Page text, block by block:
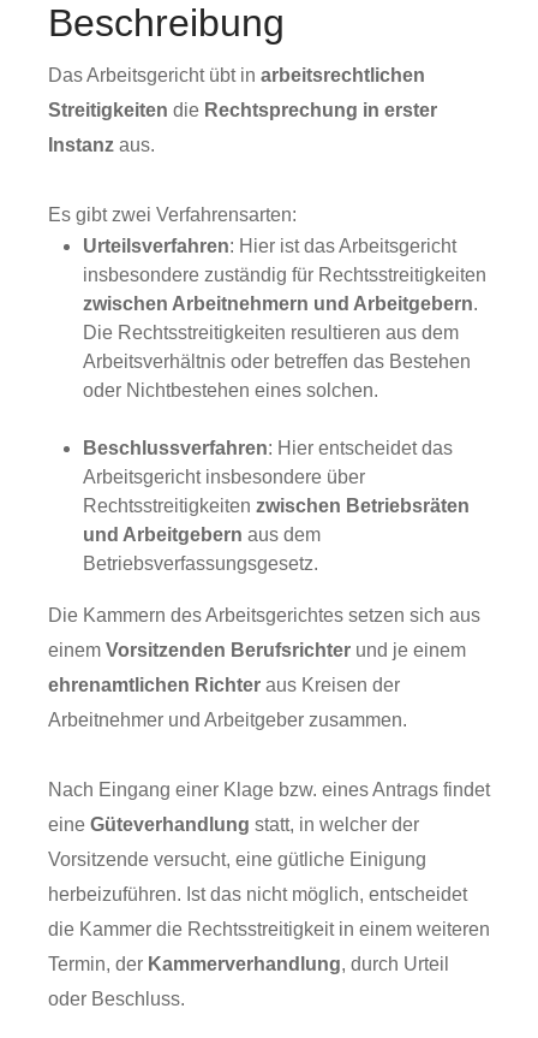
Beschreibung
Das Arbeitsgericht übt in arbeitsrechtlichen
Streitigkeiten die Rechtsprechung in erster
Instanz aus.
Es gibt zwei Verfahrensarten:
Urteilsverfahren: Hier ist das Arbeitsgericht
insbesondere zuständig für Rechtsstreitigkeiten
zwischen Arbeitnehmern und Arbeitgebern.
Die Rechtsstreitigkeiten resultieren aus dem
Arbeitsverhältnis oder betreffen das Bestehen
oder Nichtbestehen eines solchen.
Beschlussverfahren: Hier entscheidet das
Arbeitsgericht insbesondere über
Rechtsstreitigkeiten zwischen Betriebsräten
und Arbeitgebern aus dem
Betriebsverfassungsgesetz.
Die Kammern des Arbeitsgerichtes setzen sich aus
einem Vorsitzenden Berufsrichter und je einem
ehrenamtlichen Richter aus Kreisen der
Arbeitnehmer und Arbeitgeber zusammen.
Nach Eingang einer Klage bzw. eines Antrags findet
eine Güteverhandlung statt, in welcher der
Vorsitzende versucht, eine gütliche Einigung
herbeizuführen. Ist das nicht möglich, entscheidet
die Kammer die Rechtsstreitigkeit in einem weiteren
Termin, der Kammerverhandlung, durch Urteil
oder Beschluss.